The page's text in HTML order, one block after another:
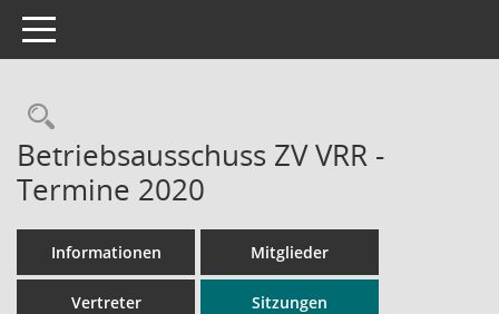
Toggle navigation
Rechercheauswahl
Betriebsausschuss ZV VRR -
Termine 2020
Informationen Mitglieder
Vertreter Sitzungen